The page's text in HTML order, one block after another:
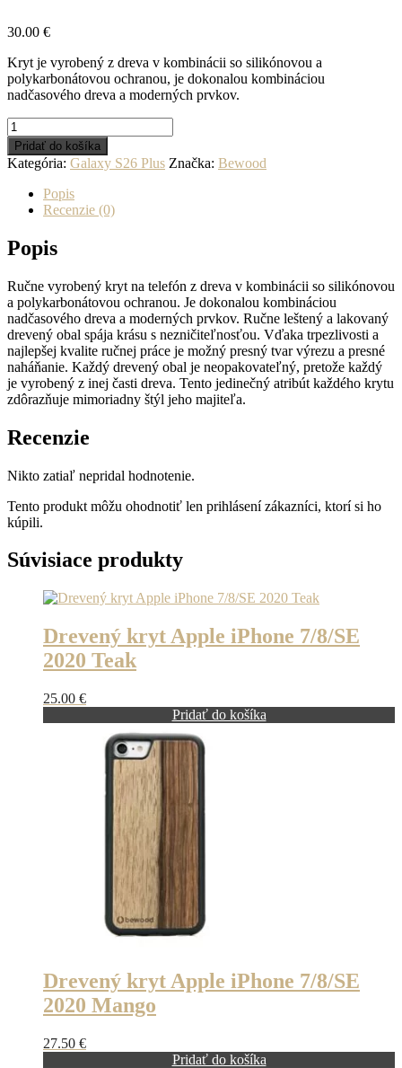
30.00 €
Kryt je vyrobený z dreva v kombinácii so silikónovou a
polykarbonátovou ochranou, je dokonalou kombináciou
nadčasového dreva a moderných prvkov.
množstvo
Drevený
kryt
na
mobil
Samsung
Galaxy
S26
Plus
kvety
Aniegre
Pridať do košíka
Kategória: Galaxy S26 Plus Značka: Bewood
Popis
Recenzie (0)
Popis
Ručne vyrobený kryt na telefón z dreva v kombinácii so silikónovou
a polykarbonátovou ochranou. Je dokonalou kombináciou
nadčasového dreva a moderných prvkov. Ručne leštený a lakovaný
drevený obal spája krásu s nezničiteľnosťou. Vďaka trpezlivosti a
najlepšej kvalite ručnej práce je možný presný tvar výrezu a presné
naháňanie. Každý drevený obal je neopakovateľný, pretože každý
je vyrobený z inej časti dreva. Tento jedinečný atribút každého krytu
zdôrazňuje mimoriadny štýl jeho majiteľa.
Recenzie
Nikto zatiaľ nepridal hodnotenie.
Tento produkt môžu ohodnotiť len prihlásení zákazníci, ktorí si ho
kúpili.
Súvisiace produkty
Drevený kryt Apple iPhone 7/8/SE
2020 Teak
25.00 €
Pridať do košíka
Drevený kryt Apple iPhone 7/8/SE
2020 Mango
27.50 €
Pridať do košíka